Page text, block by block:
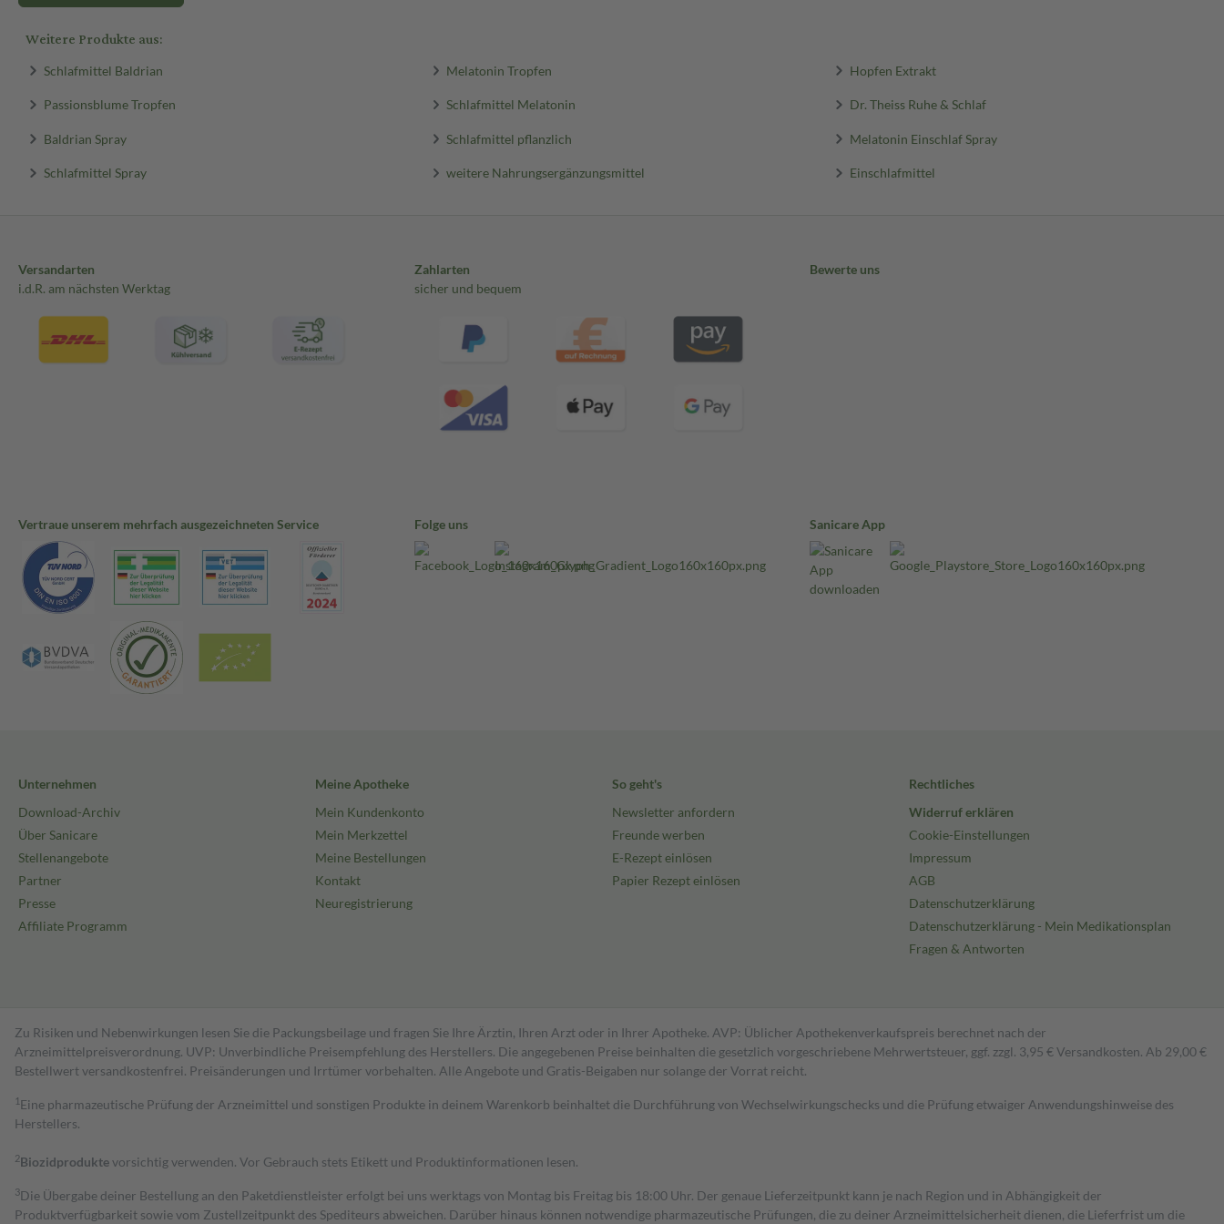
2 Sprühstöße vor dem Schlafengehen direkt in den Mund sprühen. Die positive Wirkung stellt sich ein,
Zielort mindestens 0,5 mg Melatonin (= 2 Sprühstöße) aufgenommen werden.
Außerhalb der Reichweite von kleinen Kindern aufbewahren.
Trocken und bei einer Temperatur
Weitere Produkte aus:
Schlafmittel Baldrian Melatonin Tropfen Hopfen Extrakt
Passionsblume Tropfen Schlafmittel Melatonin Dr. Theiss Ruhe & Schlaf
Baldrian Spray Schlafmittel pflanzlich Melatonin Einschlaf Spray
Schlafmittel Spray weitere Nahrungsergänzungsmittel Einschlafmittel
Versandarten
i.d.R. am nächsten Werktag
Zahlarten
sicher und bequem
Bewerte uns
Vertraue unserem mehrfach ausgezeichneten Service Folge uns Sanicare App
Unternehmen
Download-Archiv
Über Sanicare
Stellenangebote
Partner
Presse
Affiliate Programm
Meine Apotheke
Mein Kundenkonto
Mein Merkzettel
Meine Bestellungen
Kontakt
Neuregistrierung
So geht's
Newsletter anfordern
Freunde werben
E-Rezept einlösen
Papier Rezept einlösen
Rechtliches
Widerruf erklären
Cookie-Einstellungen
Impressum
AGB
Datenschutzerklärung
Datenschutzerklärung - Mein Medikationsplan
Fragen & Antworten
Zu Risiken und Nebenwirkungen lesen Sie die Packungsbeilage und fragen Sie Ihre Ärztin, Ihren Arzt oder in Ihrer Apotheke. AVP: Üblicher Apothekenverkaufspreis berechnet nach der
Arzneimittelpreisverordnung. UVP: Unverbindliche Preisempfehlung des Herstellers. Die angegebenen Preise beinhalten die gesetzlich vorgeschriebene Mehrwertsteuer, ggf. zzgl. 3,95 € Versandkosten. Ab 29,00 €
Bestell­wert versand­kosten­frei. Preisänderungen und Irrtümer vorbehalten. Alle Angebote und Gratis-Beigaben nur solange der Vorrat reicht.
1 Eine pharmazeutische Prüfung der Arzneimittel und sonstigen Produkte in deinem Warenkorb beinhaltet die Durchführung von Wechselwirkungschecks und die Prüfung etwaiger Anwendungshinweise des
Herstellers.
2Biozidproduktevorsichtig verwenden. Vor Gebrauch stets Etikett und Produktinformationen lesen.
3Die Übergabe deiner Bestellung an den Paketdienstleister erfolgt bei uns werktags von Montag bis Freitag bis 18:00 Uhr. Der genaue Lieferzeitpunkt kann je nach Region und in Abhängigkeit der
Produktverfügbarkeit sowie vom Zustellzeitpunkt des Spediteurs abweichen. Darüber hinaus können notwendige pharmazeutische Prüfungen, die zu deiner Arzneimittelsicherheit dienen, die Lieferfrist um die